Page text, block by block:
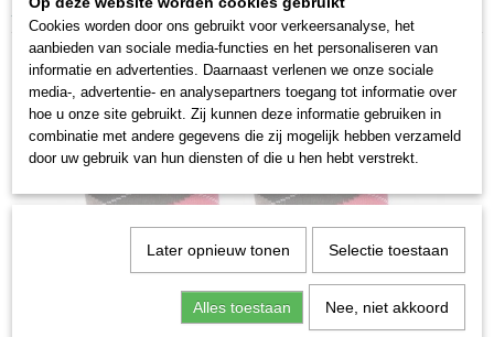
Home>Ruiter>Kleding>Sokken>Harry's Horse rijsokken Argyle ruit
Cookies worden door ons gebruikt voor verkeersanalyse, het
aanbieden van sociale media-functies en het personaliseren van
informatie en advertenties. Daarnaast verlenen we onze sociale
media-, advertentie- en analysepartners toegang tot informatie over
hoe u onze site gebruikt. Zij kunnen deze informatie gebruiken in
combinatie met andere gegevens die zij mogelijk hebben verzameld
door uw gebruik van hun diensten of die u hen hebt verstrekt.
Later opnieuw tonen Selectie toestaan
Alles toestaan Nee, niet akkoord